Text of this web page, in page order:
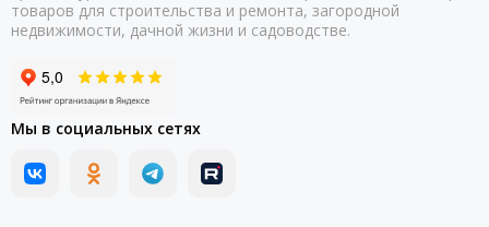
товаров для строительства и ремонта, загородной
недвижимости, дачной жизни и садоводстве.
Мы в социальных сетях